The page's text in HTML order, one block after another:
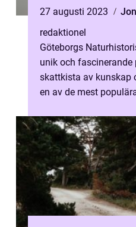
27 augusti 2023
redaktionel
Göteborgs
unik och
skattkista av kunskap
en av de mest